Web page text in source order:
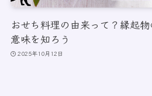
おせち料理の由来って？縁起
意味を知ろう
2025年10月12日